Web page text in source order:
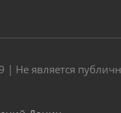
Не является